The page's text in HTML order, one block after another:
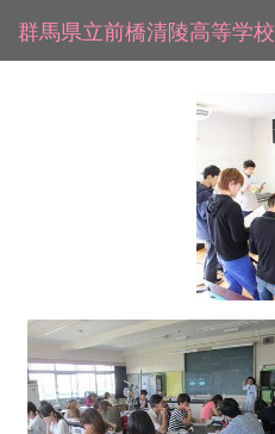
群馬県立前橋清陵高等学校